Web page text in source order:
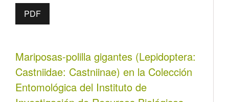
PDF
Mariposas-polilla gigantes (Lepidoptera:
Castniidae: Castniinae) en la Colección
Entomológica del Instituto de